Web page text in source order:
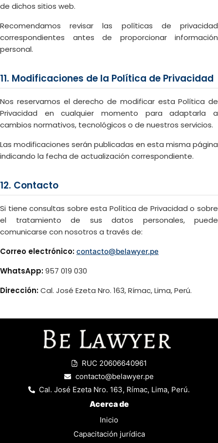
de dichos sitios web.
Recomendamos revisar las políticas de privacidad
correspondientes antes de proporcionar información
personal.
11. Modificaciones de la Política de Privacidad
Nos reservamos el derecho de modificar esta Política de
Privacidad en cualquier momento para adaptarla a
cambios normativos, tecnológicos o de nuestros servicios.
Las modificaciones serán publicadas en esta misma página
indicando la fecha de actualización correspondiente.
12. Contacto
Si tiene consultas sobre esta Política de Privacidad o sobre
el tratamiento de sus datos personales, puede
comunicarse con nosotros a través de:
Correo electrónico: contacto@belawyer.pe
WhatsApp:957 019 030
Dirección:Cal. José Ezeta Nro. 163, Rímac, Lima, Perú.
RUC 20606640961
contacto@belawyer.pe
Cal. José Ezeta Nro. 163, Rímac, Lima, Perú.
Acerca de
Inicio
Capacitación jurídica